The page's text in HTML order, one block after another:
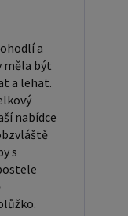
z PUR
líné pěny,
latexové
matrace,
být
nebo velmi
faktor,
matrace
zvážit
a
měla být
a lehat.
nabídce
s